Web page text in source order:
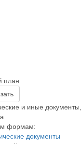
план
и иные
формам:
документы